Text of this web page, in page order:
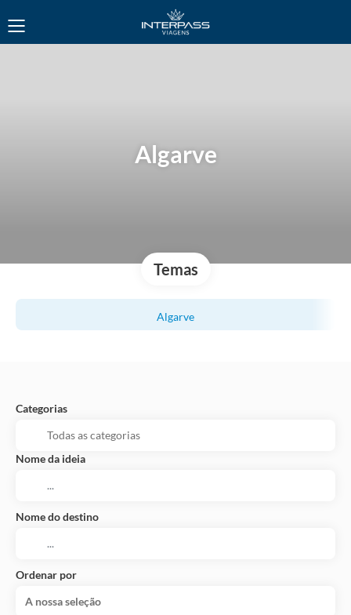
Algarve
Temas
Algarve
Categorias
Nome da ideia
Nome do destino
Ordenar por
A nossa seleção